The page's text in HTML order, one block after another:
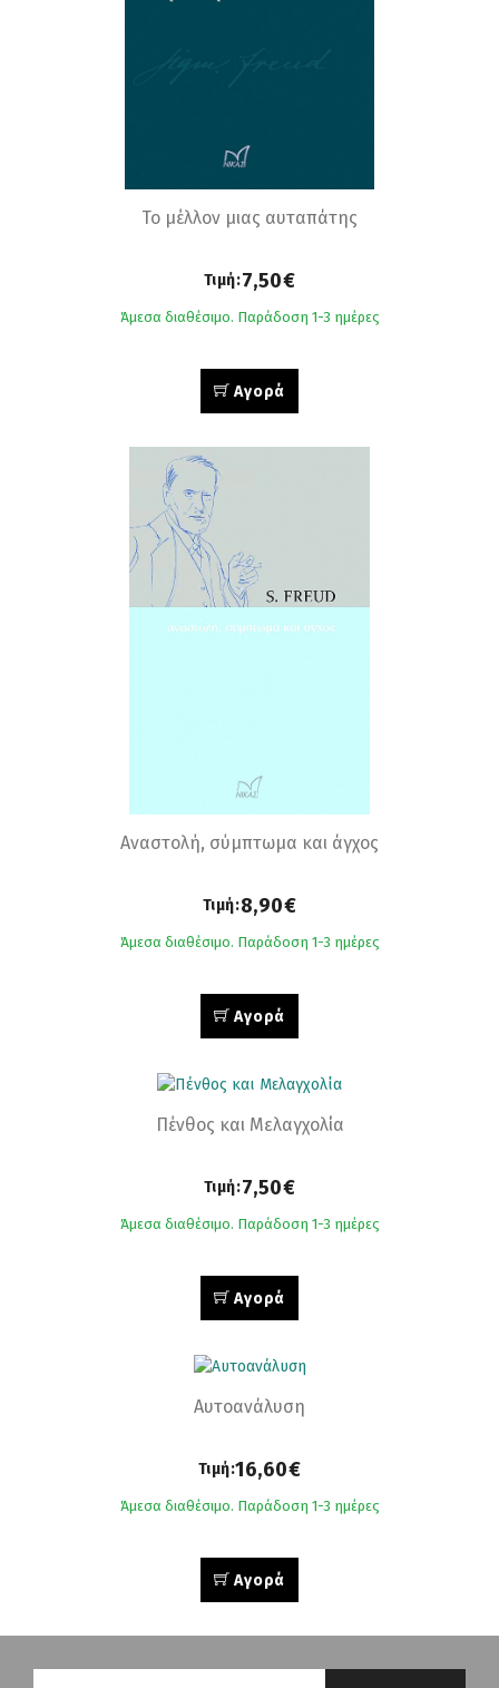
Το μέλλον μιας αυταπάτης
Τιμή:7,50€
Άμεσα διαθέσιμο. Παράδοση 1-3 ημέρες
Αγορά
Αναστολή, σύμπτωμα και άγχος
Τιμή:8,90€
Άμεσα διαθέσιμο. Παράδοση 1-3 ημέρες
Αγορά
Πένθος και Μελαγχολία
Τιμή:7,50€
Άμεσα διαθέσιμο. Παράδοση 1-3 ημέρες
Αγορά
Αυτοανάλυση
Τιμή:16,60€
Άμεσα διαθέσιμο. Παράδοση 1-3 ημέρες
Αγορά